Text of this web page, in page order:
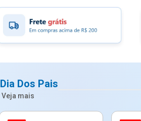
Dia Dos Pais
Veja mais